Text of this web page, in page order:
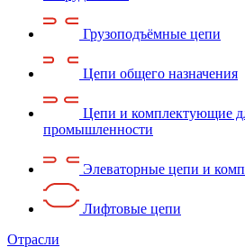
Грузоподъёмные цепи
Цепи общего назначения
Цепи и комплектующие
промышленности
Элеваторные цепи и
Лифтовые цепи
Отрасли